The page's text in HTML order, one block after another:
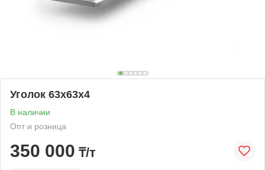
Уголок 63х63х4
В наличии
Опт и розница
350 000 ₸/т